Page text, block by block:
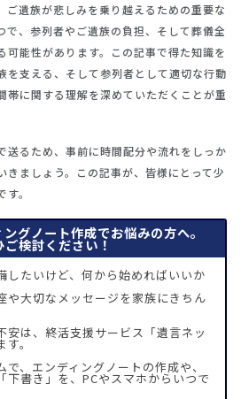
ご遺族が悲しみを乗り越えるための重要な
で、参列者やご遺族の負担、そして葬儀全
可能性があります。この記事で得た知識を
を支える、そして参列者として適切な行動
帯に関する理解を深めていただくことが重
送るため、事前に時間配分や流れをしっか
きましょう。この記事が、皆様にとって少
。
グノート作成でお悩みの方へ。
ご検討ください！
したいけど、何から始めればいいか
や大切なメッセージを家族にきちん
安は、終活支援サービス「遺言ネッ
。
、エンディングノートの作成や、
下書き」を、PCやスマホからいつで